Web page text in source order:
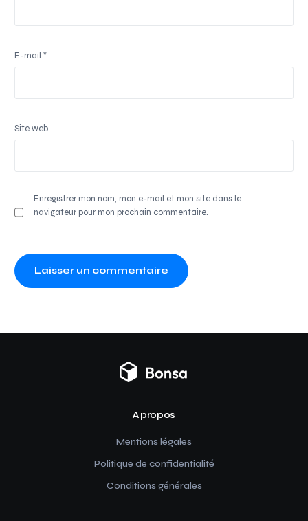
E-mail*
Site web
Enregistrer mon nom, mon e-mail et mon site dans le
navigateur pour mon prochain commentaire.
A propos
Mentions légales
Politique de confidentialité
Conditions générales